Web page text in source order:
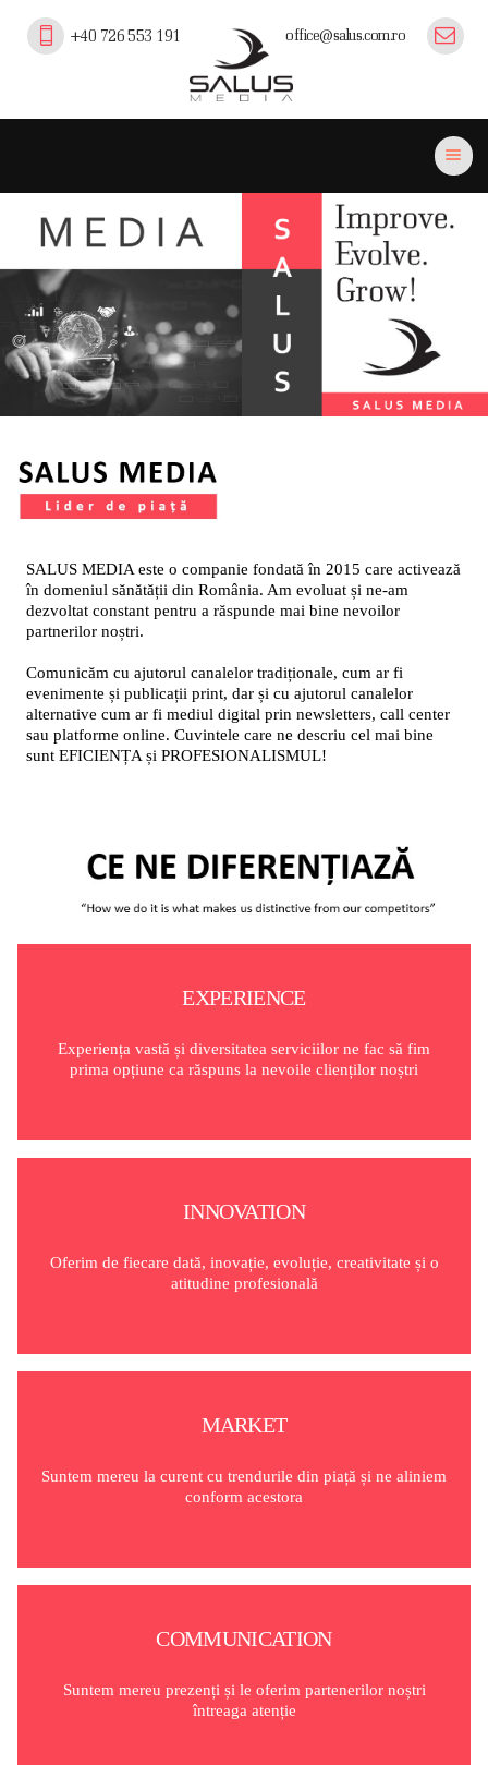
+40 726 553 191 office@salus.com.ro
Salus Media
profesionalism, experienta si inovatie in comunicare pe piata medicala,
ACASĂ
PORTOFOLIU
CURSURI EFC/EMC
PUBLICAȚII
PARTENERI
CONTACT
SALUS MEDIA este o companie fondată în 2015 care activează
în domeniul sănătății din România. Am evoluat și ne-am
dezvoltat constant pentru a răspunde mai bine nevoilor
partnerilor noștri.
Comunicăm cu ajutorul canalelor tradiționale, cum ar fi
evenimente și publicații print, dar și cu ajutorul canalelor
alternative cum ar fi mediul digital prin newsletters, call center
sau platforme online. Cuvintele care ne descriu cel mai bine
sunt EFICIENȚA și PROFESIONALISMUL!
EXPERIENCE
Experiența vastă și diversitatea serviciilor ne fac să fim
prima opțiune ca răspuns la nevoile clienților noștri
INNOVATION
Oferim de fiecare dată, inovație, evoluție, creativitate și o
atitudine profesională
MARKET
Suntem mereu la curent cu trendurile din piață și ne aliniem
conform acestora
COMMUNICATION
Suntem mereu prezenți și le oferim partenerilor noștri
întreaga atenție